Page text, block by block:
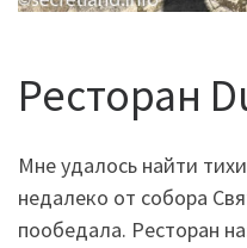
Ресторан
Мне удалось найти
недалеко от собора
пообедала. Ресторан